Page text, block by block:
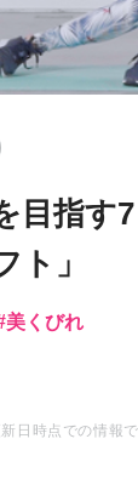
目指す
ト」
美くびれ
日時点での情報